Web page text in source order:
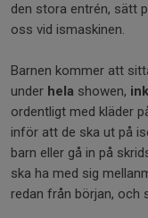
den stora entrén, sätt
oss vid ismaskinen.
Barnen kommer att
under hela showen,
ordentligt med kläder
inför att de ska ut på
barn eller gå in på
ska ha med sig
redan från början, och